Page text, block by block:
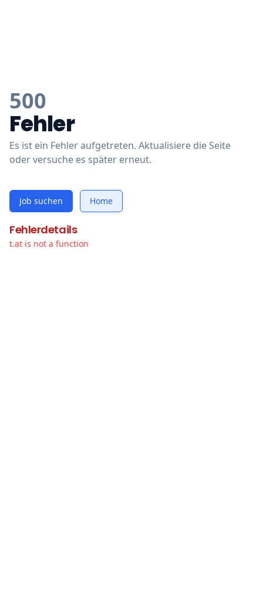
500
Fehler
Es ist ein Fehler aufgetreten. Aktualisiere die Seite
oder versuche es später erneut.
Job suchen Home
Fehlerdetails
t.at is not a function